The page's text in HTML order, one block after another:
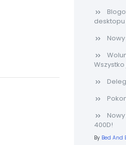
desktopu
400D!
By Bed And